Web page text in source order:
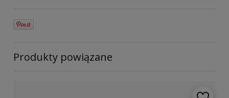
Produkty powiązane